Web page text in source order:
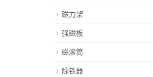
磁力架
强磁板
磁滚筒
除铁器